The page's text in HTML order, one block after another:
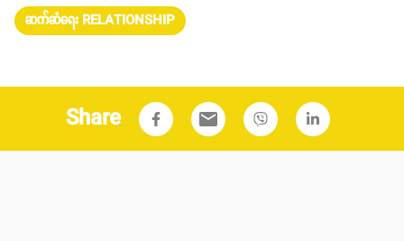
ဆက်ဆံရေး RELATIONSHIP
Share email